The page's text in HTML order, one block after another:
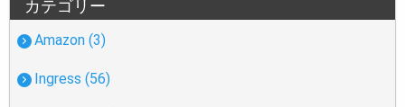
カテゴリー
Amazon (3)
Ingress (56)